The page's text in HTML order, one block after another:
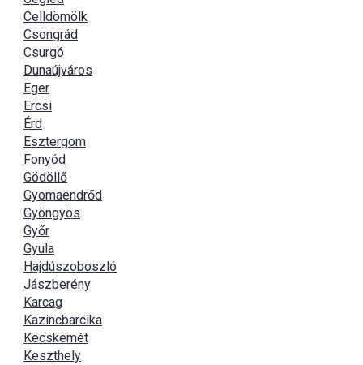
Celldömölk
Csongrád
Csurgó
Dunaújváros
Eger
Ercsi
Érd
Esztergom
Fonyód
Gödöllő
Gyomaendrőd
Gyöngyös
Győr
Gyula
Hajdúszoboszló
Jászberény
Karcag
Kazincbarcika
Kecskemét
Keszthely